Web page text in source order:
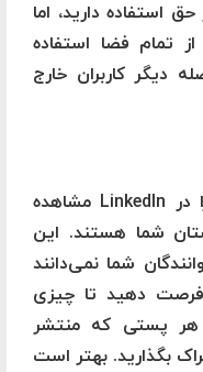
هزار کاراکتر حق استفاده دارید، اما
تمام فضا استفاده
دیگر کاربران خارج
هر کسی می‌تواند محتوای شما را در LinkedIn مشاهده
شما هستند. این
شما نمی‌دانند
دهید تا چیزی
هر پستی که منتشر
بگذارید. بهتر است